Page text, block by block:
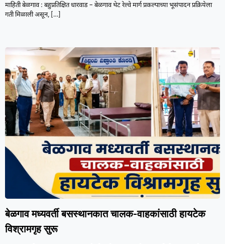
माहिती बेळगाव : बहुप्रतिक्षित धारवाड – बेळगाव थेट रेल्वे मार्ग प्रकल्पाच्या भूसंपादन प्रक्रियेला
गती मिळाली असून, […]
बेळगाव मध्यवर्ती बसस्थानकात चालक-वाहकांसाठी हायटेक
विश्रामगृह सुरू